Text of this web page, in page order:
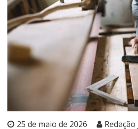
25 de maio de 2026